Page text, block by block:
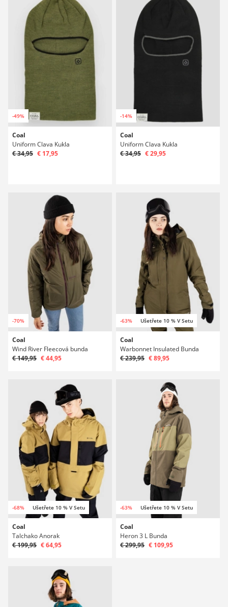
-49%
Coal
Uniform Clava Kukla
€ 34,95 € 17,95
-14%
Coal
Uniform Clava Kukla
€ 34,95 € 29,95
-70%
Coal
Wind River Fleecová bunda
€ 149,95 € 44,95
-63% Ušetřete 10 % V Setu
Coal
Warbonnet Insulated Bunda
€ 239,95 € 89,95
-68% Ušetřete 10 % V Setu
Coal
Talchako Anorak
€ 199,95 € 64,95
-63% Ušetřete 10 % V Setu
Coal
Heron 3 L Bunda
€ 299,95 € 109,95